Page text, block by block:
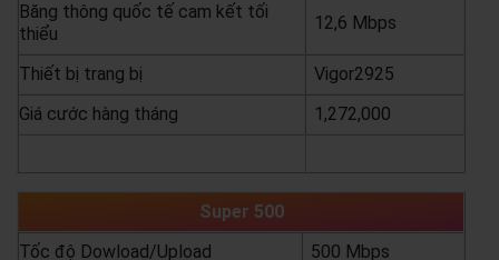
Băng thông quốc tế cam kết tối
thiểu
12,6 Mbps
Thiết bị trang bị
Vigor2925
Giá cước hàng tháng
1,272,000
Super 500
Tốc độ Dowload/Upload
500 Mbps